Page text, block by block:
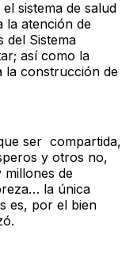
sistema de salud
la atención de
del Sistema
así como la
la construcción de
ser compartida,
y otros no,
millones de
la única
es, por el bien